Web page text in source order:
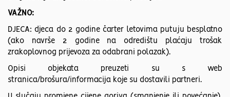
VAŽNO:
DJECA: djeca do 2 godine čarter letovima putuju besplatno
(ako navrše 2 godine na odredištu plaćaju trošak
zrakoplovnog prijevoza za odabrani polazak).
Opisi objekata preuzeti su s web
stranica/brošura/informacija koje su dostavili partneri.